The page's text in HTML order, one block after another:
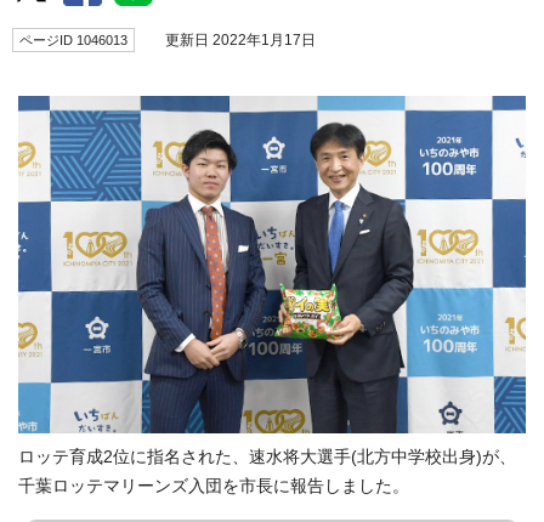
ページID 1046013 更新日 2022年1月17日
ロッテ育成2位に指名された、速水将大選手(北方中学校出身)が、
千葉ロッテマリーンズ入団を市長に報告しました。